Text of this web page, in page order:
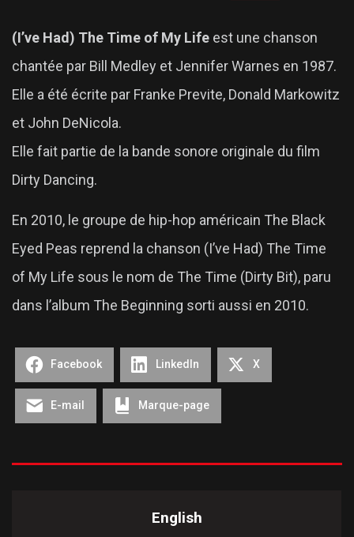
(I’ve Had) The Time of My Life est une chanson
chantée par Bill Medley et Jennifer Warnes en 1987.
Elle a été écrite par Franke Previte, Donald Markowitz
et John DeNicola.
Elle fait partie de la bande sonore originale du film
Dirty Dancing.
En 2010, le groupe de hip-hop américain The Black
Eyed Peas reprend la chanson (I’ve Had) The Time
of My Life sous le nom de The Time (Dirty Bit), paru
dans l’album The Beginning sorti aussi en 2010.
Facebook LinkedIn X
E-mail Marque-page
English